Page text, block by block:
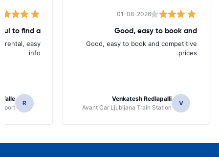
01-08-2026
Good, easy to book and
Good, easy to book and competitive
prices.
V
Venkatesh Redlapalli
Avant Car Ljubljana Train Station
to find a
rental, easy
info
R